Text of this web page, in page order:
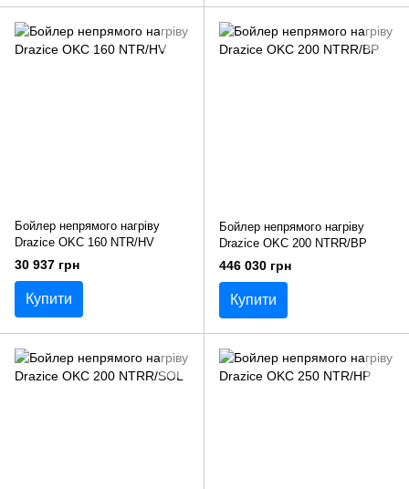
Бойлер непрямого нагріву
Drazice OKC 160 NTR/HV
30 937 грн
Купити
Бойлер непрямого нагріву
Drazice OKC 200 NTRR/BP
446 030 грн
Купити